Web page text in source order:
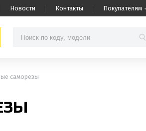
Новости Контакты Покупателям
саморезы